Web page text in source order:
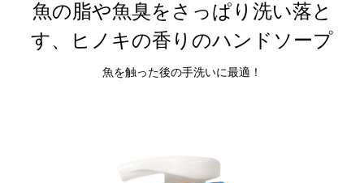
魚の脂や魚臭をさっぱり洗い落と
す、ヒノキの香りのハンドソープ
魚を触った後の手洗いに最適！